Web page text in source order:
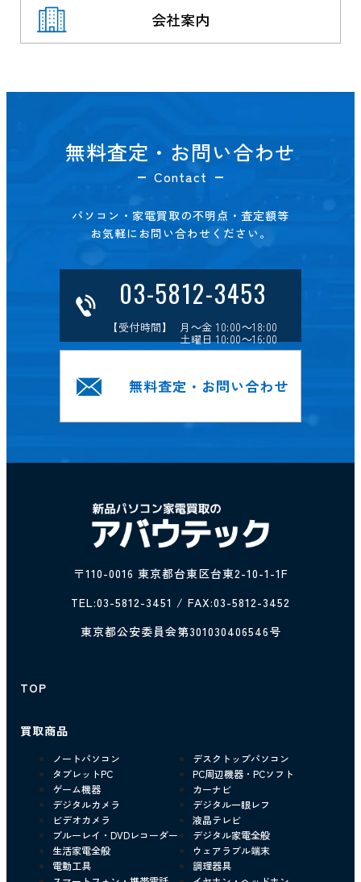
会社案内
無料査定・お問い合わせ
Contact
パソコン・家電買取の不明点・査定額等
お気軽にお問い合わせください。
03-5812-3453
【受付時間】 月～金 10:00～18:00
土曜日 10:00～16:00
無料査定・お問い合わせ
〒110-0016 東京都台東区台東2-10-1-1F
TEL:03-5812-3451 / FAX:03-5812-3452
東京都公安委員会第301030406546号
TOP
買取商品
ノートパソコン
デスクトップパソコン
タブレットPC
PC周辺機器・PCソフト
ゲーム機器
カーナビ
デジタルカメラ
デジタル一眼レフ
ビデオカメラ
液晶テレビ
ブルーレイ・DVDレコーダー
デジタル家電全般
生活家電全般
ウェアラブル端末
電動工具
調理器具